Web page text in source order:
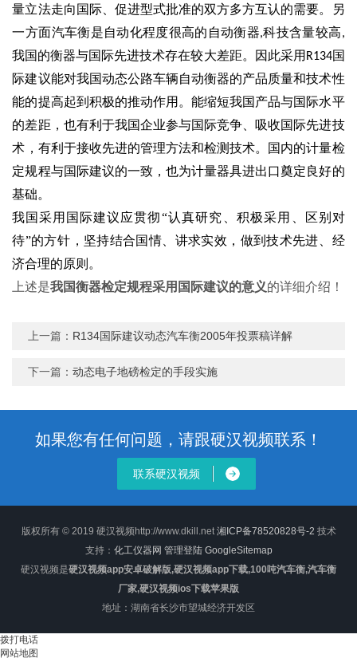
量立法走向国际、促进型式批准的双方多方互认的需要。另
一方面汽车衡是自动化程度很高的自动衡器,科技含量较高,
我国的衡器与国际先进技术存在较大差距。因此采用 R134国
际建议能对我国动态公路车辆自动衡器的产品质量和技术性
能的提高起到积极的推动作用。能缩短我国产品与国际水平
的差距，也有利于我国企业参与国际竞争、吸收国际先进技
术，有利于接收先进的管理方法和检测技术。国内的计量检
定规程与国际建议的一致，也为计量器具进出口奠定良好的
基础。
我国采用国际建议应贯彻“认真研究、积极采用、区别对
待”的方针，坚持结合国情、讲求实效，做到技术先进、经
济合理的原则。
上述是我国衡器检定规程采用国际建议的意义的详细介绍！
上一篇： R134国际建议动态汽车衡2005年投票稿详解
下一篇：动态电子地磅检定的手段实施
如果您有任何问题，请跟硬汉视频联系！
联系硬汉视频
版权所有 © 2019 硬汉视频http://www.dkill.net湘ICP备78520828号-2 技术
支持： 化工仪器网 管理登陆 GoogleSitemap
硬汉视频是硬汉视频app安卓破解版,硬汉视频app下载,100吨汽车衡,汽车衡
厂家,硬汉视频ios下载苹果版
地址：湖南省长沙市望城经济开发区
拨打电话
网站地图